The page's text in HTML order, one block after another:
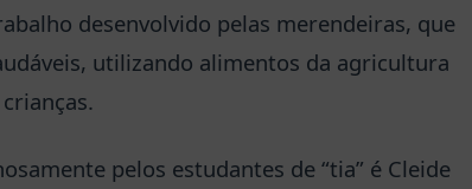
desenvolvido pelas merendeiras, que
utilizando alimentos da agricultura
pelos estudantes de “tia” é Cleide